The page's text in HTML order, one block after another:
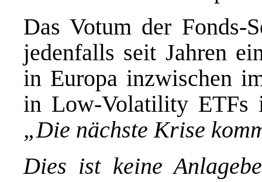
Das Votum der Fonds-
jedenfalls seit Jahren
in Europa inzwischen
in Low-Volatility ETFs
„Die nächste Krise
Dies ist keine